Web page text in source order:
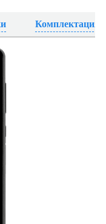
Комплектация